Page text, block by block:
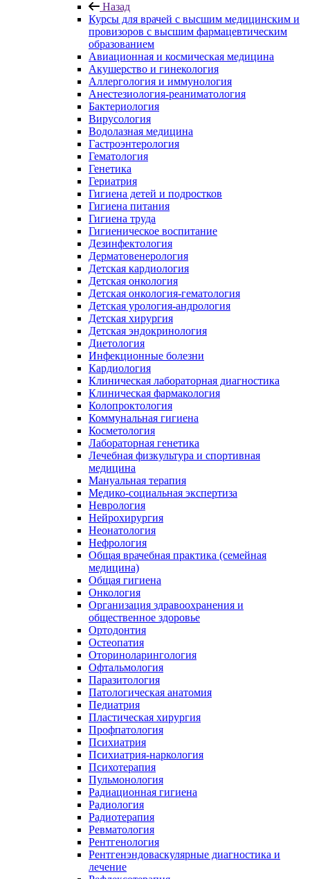
Назад
Курсы для врачей с высшим медицинским и
провизоров с высшим фармацевтическим
образованием
Авиационная и космическая медицина
Акушерство и гинекология
Аллергология и иммунология
Анестезиология-реаниматология
Бактериология
Вирусология
Водолазная медицина
Гастроэнтерология
Гематология
Генетика
Гериатрия
Гигиена детей и подростков
Гигиена питания
Гигиена труда
Гигиеническое воспитание
Дезинфектология
Дерматовенерология
Детская кардиология
Детская онкология
Детская онкология-гематология
Детская урология-андрология
Детская хирургия
Детская эндокринология
Диетология
Инфекционные болезни
Кардиология
Клиническая лабораторная диагностика
Клиническая фармакология
Колопроктология
Коммунальная гигиена
Косметология
Лабораторная генетика
Лечебная физкультура и спортивная
медицина
Мануальная терапия
Медико-социальная экспертиза
Неврология
Нейрохирургия
Неонатология
Нефрология
Общая врачебная практика (семейная
медицина)
Общая гигиена
Онкология
Организация здравоохранения и
общественное здоровье
Ортодонтия
Остеопатия
Оториноларингология
Офтальмология
Паразитология
Патологическая анатомия
Педиатрия
Пластическая хирургия
Профпатология
Психиатрия
Психиатрия-наркология
Психотерапия
Пульмонология
Радиационная гигиена
Радиология
Радиотерапия
Ревматология
Рентгенология
Рентгенэндоваскулярные диагностика и
лечение